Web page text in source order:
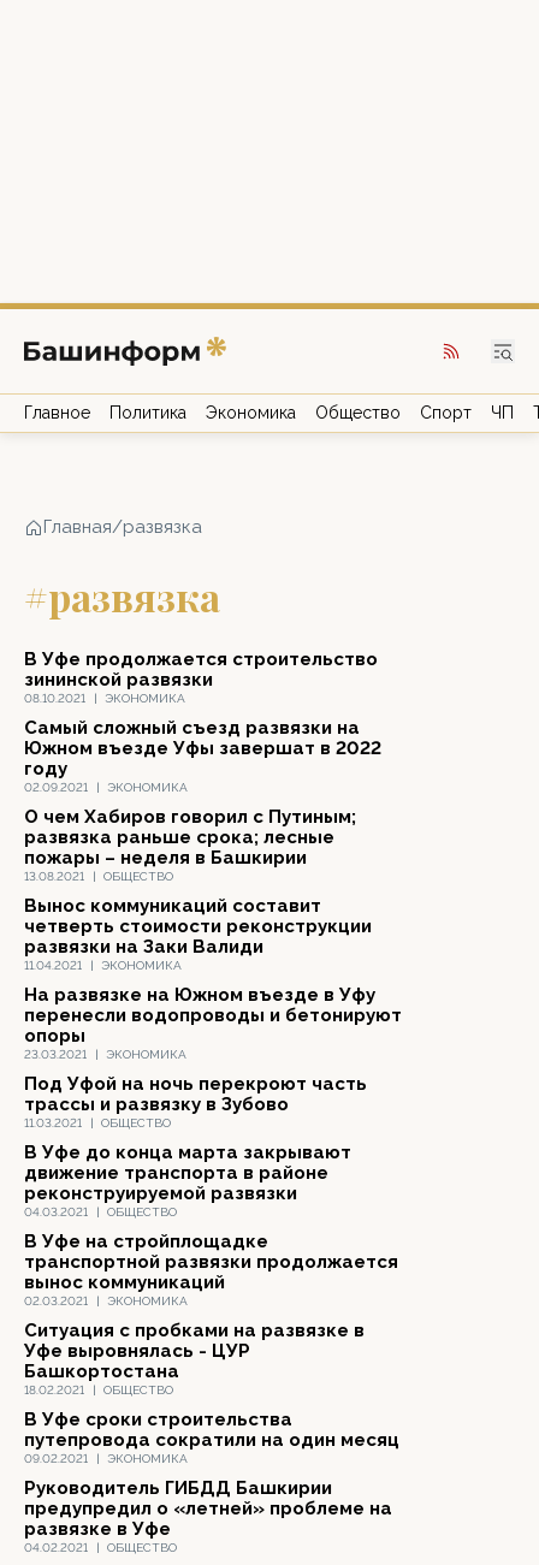
Главное Политика Экономика Общество Спорт ЧП
Главная/развязка
#развязка
08.10.2021 | ЭКОНОМИКА
В Уфе продолжается строительство
зининской развязки
02.09.2021 | ЭКОНОМИКА
Самый сложный съезд развязки на
Южном въезде Уфы завершат в 2022
году
13.08.2021 | ОБЩЕСТВО
О чем Хабиров говорил с Путиным;
развязка раньше срока; лесные
пожары – неделя в Башкирии
11.04.2021 | ЭКОНОМИКА
Вынос коммуникаций составит
четверть стоимости реконструкции
развязки на Заки Валиди
23.03.2021 | ЭКОНОМИКА
На развязке на Южном въезде в Уфу
перенесли водопроводы и бетонируют
опоры
11.03.2021 | ОБЩЕСТВО
Под Уфой на ночь перекроют часть
трассы и развязку в Зубово
04.03.2021 | ОБЩЕСТВО
В Уфе до конца марта закрывают
движение транспорта в районе
реконструируемой развязки
02.03.2021 | ЭКОНОМИКА
В Уфе на стройплощадке
транспортной развязки продолжается
вынос коммуникаций
18.02.2021 | ОБЩЕСТВО
Ситуация с пробками на развязке в
Уфе выровнялась - ЦУР
Башкортостана
09.02.2021 | ЭКОНОМИКА
В Уфе сроки строительства
путепровода сократили на один месяц
04.02.2021 | ОБЩЕСТВО
Руководитель ГИБДД Башкирии
предупредил о «летней» проблеме на
развязке в Уфе